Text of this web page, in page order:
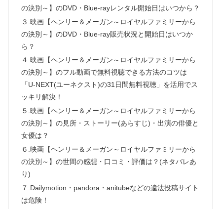
の決別～】のDVD・Blue-rayレンタル開始日はいつから？
３.映画【ヘンリー＆メーガン～ロイヤルファミリーから
の決別～】のDVD・Blue-ray販売状況と開始日はいつか
ら？
４.映画【ヘンリー＆メーガン～ロイヤルファミリーから
の決別～】のフル動画で無料視聴できる方法のコツは
「U-NEXT(ユーネクスト)の31日間無料視聴」を活用でス
ッキリ解決！
５.映画【ヘンリー＆メーガン～ロイヤルファミリーから
の決別～】の見所・ストーリー(あらすじ)・出演の俳優と
女優は？
６.映画【ヘンリー＆メーガン～ロイヤルファミリーから
の決別～】の世間の感想・口コミ・評価は？(ネタバレあ
り)
７.Dailymotion・pandora・anitubeなどの違法投稿サイト
は危険！